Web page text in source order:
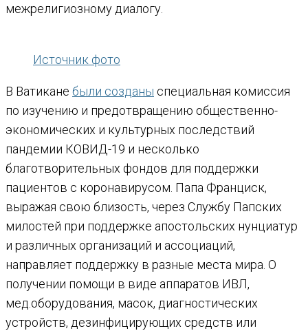
межрелигиозному диалогу.
Источник фото
В Ватикане были созданы специальная комиссия
по изучению и предотвращению общественно-
экономических и культурных последствий
пандемии КОВИД-19 и несколько
благотворительных фондов для поддержки
пациентов с коронавирусом. Папа Франциск,
выражая свою близость, через Службу Папских
милостей при поддержке апостольских нунциатур
и различных организаций и ассоциаций,
направляет поддержку в разные места мира. О
получении помощи в виде аппаратов ИВЛ,
мед.оборудования, масок, диагностических
устройств, дезинфицирующих средств или